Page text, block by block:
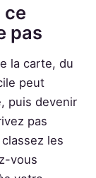
ce
pas
la carte, du
peut
puis devenir
pas
les
vous